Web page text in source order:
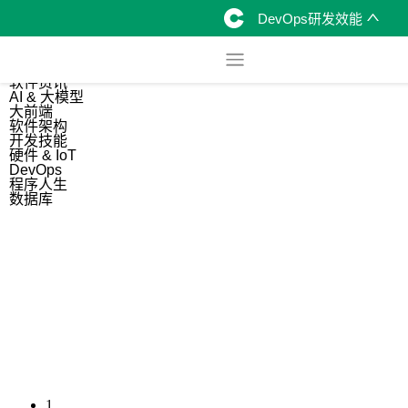
DevOps研发效能
软件资讯
AI & 大模型
大前端
软件架构
开发技能
硬件 & IoT
DevOps
程序人生
数据库
1